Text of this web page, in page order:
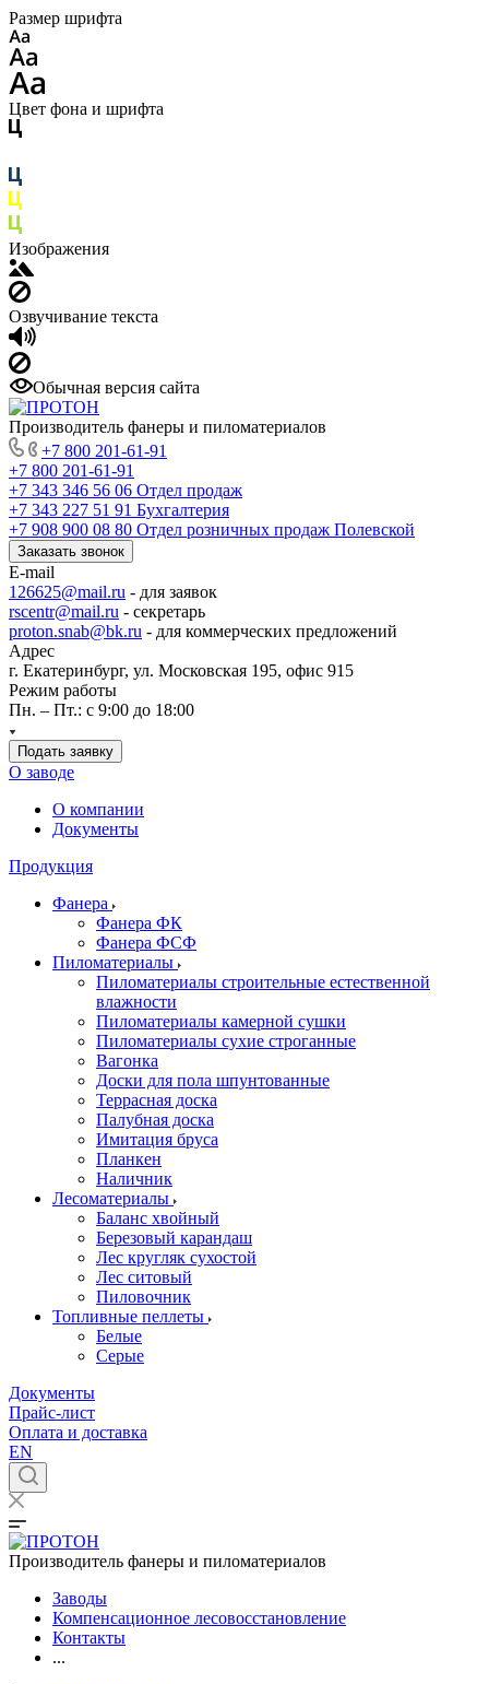
Размер шрифта
Цвет фона и шрифта
Изображения
Озвучивание текста
Обычная версия сайта
Производитель фанеры и пиломатериалов
+7 800 201-61-91
+7 800 201-61-91
+7 343 346 56 06 Отдел продаж
+7 343 227 51 91 Бухгалтерия
+7 908 900 08 80 Отдел розничных продаж Полевской
Заказать звонок
E-mail
126625@mail.ru - для заявок
rscentr@mail.ru - секретарь
proton.snab@bk.ru - для коммерческих предложений
Адрес
г. Екатеринбург, ул. Московская 195, офис 915
Режим работы
Пн. – Пт.: с 9:00 до 18:00
Подать заявку
О заводе
О компании
Документы
Продукция
Фанера
Фанера ФК
Фанера ФСФ
Пиломатериалы
Пиломатериалы строительные естественной
влажности
Пиломатериалы камерной сушки
Пиломатериалы сухие строганные
Вагонка
Доски для пола шпунтованные
Террасная доска
Палубная доска
Имитация бруса
Планкен
Наличник
Лесоматериалы
Баланс хвойный
Березовый карандаш
Лес кругляк сухостой
Лес ситовый
Пиловочник
Топливные пеллеты
Белые
Серые
Документы
Прайс-лист
Оплата и доставка
EN
Производитель фанеры и пиломатериалов
Заводы
Компенсационное лесовосстановление
Контакты
...